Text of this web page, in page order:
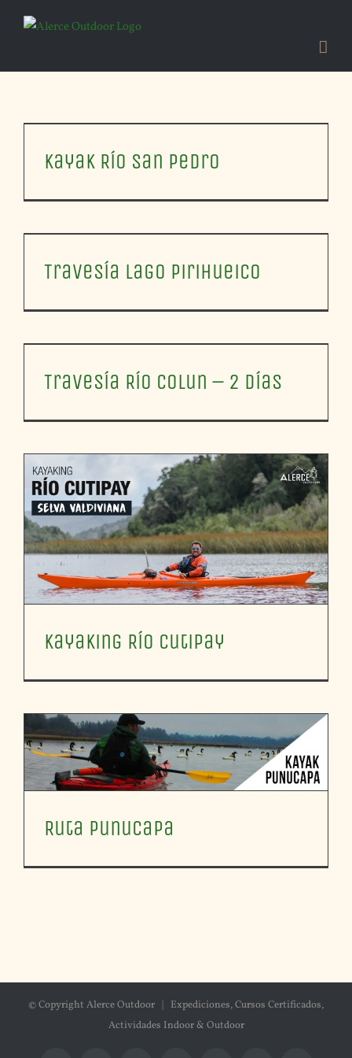
Kayak Río San Pedro
Travesía Lago Pirihueico
Travesía Río Colun – 2 Días
Kayaking Río Cutipay
Ruta Punucapa
© Copyright Alerce Outdoor | Expediciones, Cursos Certificados,
Actividades Indoor & Outdoor